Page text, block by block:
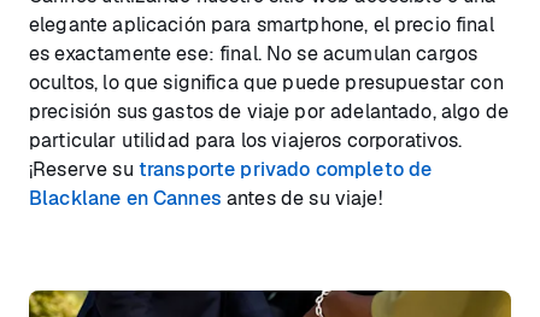
elegante aplicación para smartphone, el precio final
es exactamente ese: final. No se acumulan cargos
ocultos, lo que significa que puede presupuestar con
precisión sus gastos de viaje por adelantado, algo de
particular utilidad para los viajeros corporativos.
¡Reserve su transporte privado completo de
Blacklane en Cannes antes de su viaje!